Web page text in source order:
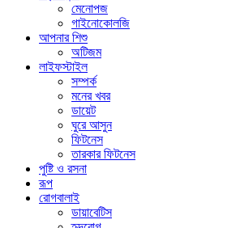
মেনোপজ
গাইনোকোলজি
আপনার শিশু
অটিজম
লাইফস্টাইল
সম্পর্ক
মনের খবর
ডায়েট
ঘুরে আসুন
ফিটনেস
তারকার ফিটনেস
পুষ্টি ও রসনা
রূপ
রোগবালাই
ডায়াবেটিস